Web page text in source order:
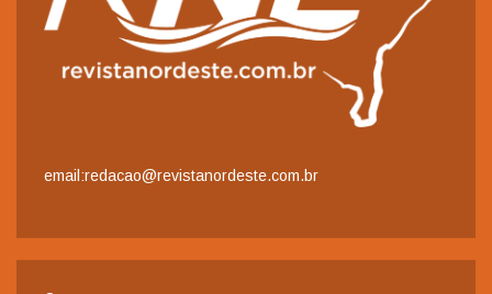
email:redacao@revistanordeste.com.br